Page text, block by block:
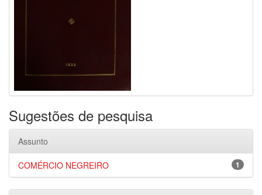
Sugestões de pesquisa
Assunto
1
COMÉRCIO NEGREIRO